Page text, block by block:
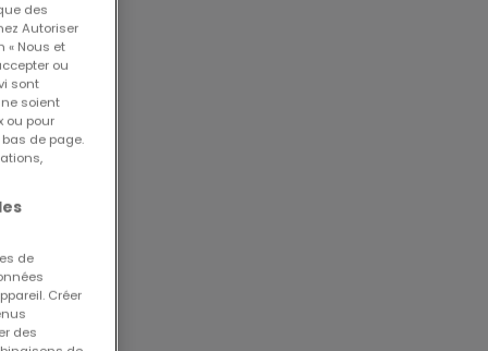
des
Autoriser
Nous et
ou
sont
soient
ou pour
de page.
de
Créer
des